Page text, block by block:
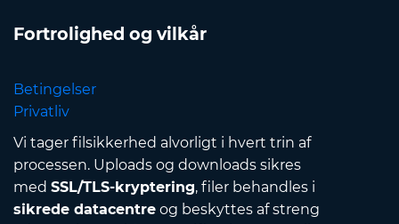
Fortrolighed og vilkår
Betingelser
Privatliv
Vi tager filsikkerhed alvorligt i hvert trin af
processen. Uploads og downloads sikres
med SSL/TLS-kryptering, filer behandles i
sikrede datacentre og beskyttes af streng